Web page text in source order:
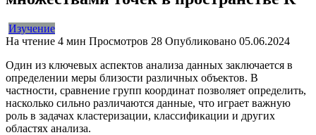
Изучение
На чтение 4 мин Просмотров 28 Опубликовано 05.06.2024
Один из ключевых аспектов анализа данных заключается в
определении меры близости различных объектов. В
частности, сравнение групп координат позволяет определить,
насколько сильно различаются данные, что играет важную
роль в задачах кластеризации, классификации и других
областях анализа.